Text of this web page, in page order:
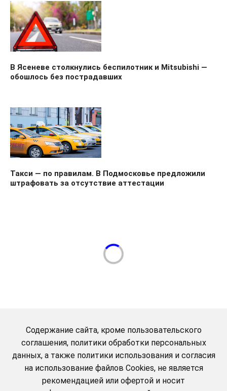
В Ясеневе столкнулись беспилотник и Mitsubishi —
обошлось без пострадавших
Такси — по правилам. В Подмосковье предложили
штрафовать за отсутствие аттестации
Содержание сайта, кроме пользовательского
соглашения, политики обработки персональных
данных, а также политики использования и согласия
на использование файлов Cookies, не является
рекомендацией или офертой и носит